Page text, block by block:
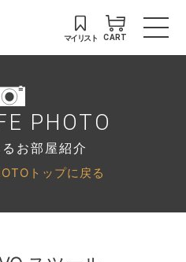
マイリスト CART
PHOTO
お部屋紹介
トップに戻る